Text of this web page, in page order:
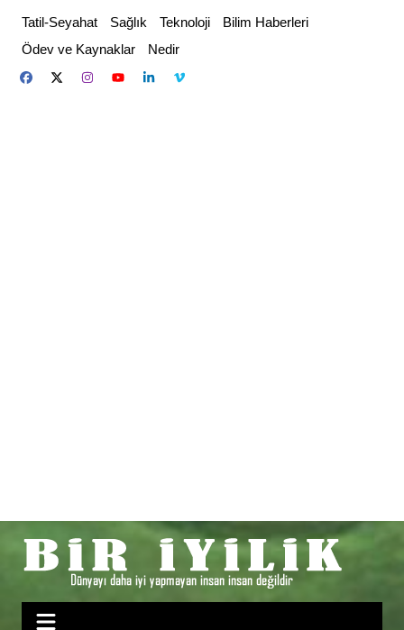
content
Tatil-Seyahat Sağlık Teknoloji
Bilim Haberleri
Ödev ve Kaynaklar
Nedir